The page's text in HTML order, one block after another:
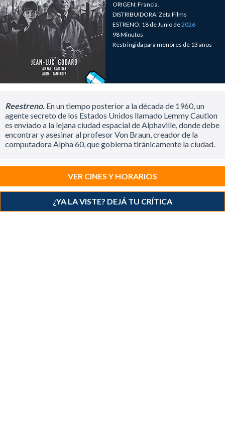
ORIGEN: Francia.
DISTRIBUIDORA: Zeta Films
ESTRENO: 18 de Junio de2026
98 Minutos
Restringida para menores de 13 años
Reestreno. En un tiempo posterior a la década de 1960, un
agente secreto de los Estados Unidos llamado Lemmy Caution
es enviado a la lejana ciudad espacial de Alphaville, donde debe
encontrar y asesinar al profesor Von Braun, creador de la
computadora Alpha 60, que gobierna tiránicamente la ciudad.
VER CINES Y HORARIOS
¿YA LA VISTE? DEJÁ TU CRÍTICA